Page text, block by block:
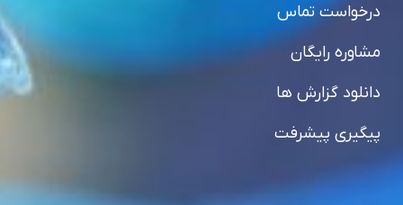
درخواست تماس
مشاوره رایگان
دانلود گزارش ها
پیگیری پیشرفت